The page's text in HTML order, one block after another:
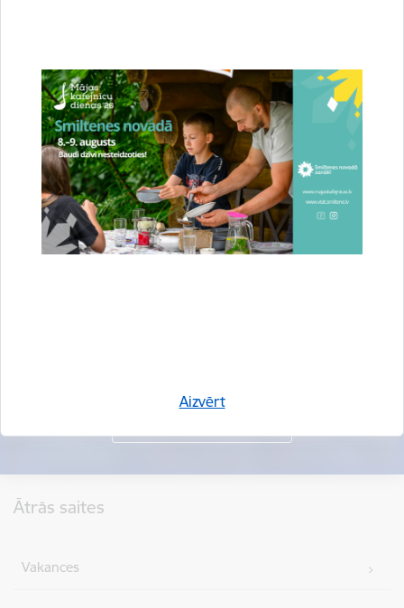
Aizvērt
Vai šī informācija bija noderīga?
Sniegt atsauksmi
Ātrās saites
Vakances